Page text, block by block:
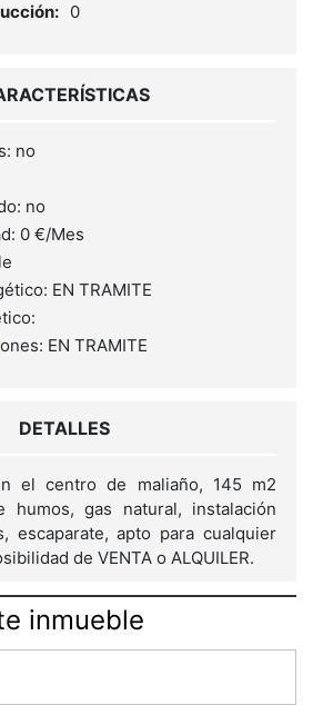
0
no
no
0 €/Mes
EN TRAMITE
EN TRAMITE
DETALLES
el centro de maliaño, 145 m2
humos, gas natural, instalación
escaparate, apto para cualquier
de VENTA o ALQUILER.
inmueble